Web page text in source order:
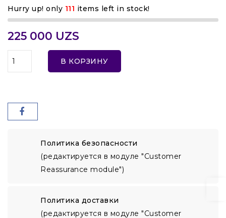
Hurry up! only 111 items left in stock!
225 000 UZS
В КОРЗИНУ
Политика безопасности
(редактируется в модуле "Customer
Reassurance module")
Политика доставки
(редактируется в модуле "Customer